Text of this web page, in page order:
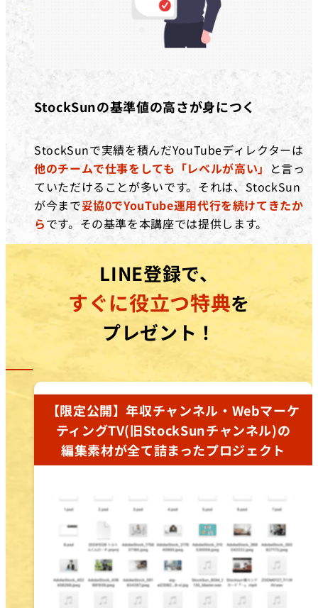
StockSunの基準値の高さが身につく
StockSunで実績を積んだYouTubeディレクターは
他のチームで仕事をしても「レベルが高い」 と言っ
ていただけることが多いです。それは、StockSun
が今まで妥協0でYouTube運用代行を続けてきたか
らです。その基準を本講座では提供します。
LINE登録で、
すぐに役立つ特典を
プレゼント！
【限定公開】年収チャンネル・Webマーケ
ティングTV(旧StockSunチャンネル)の
編集素材が全て詰まったプロジェクト